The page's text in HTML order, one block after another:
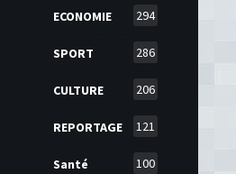
ECONOMIE 294
SPORT 286
CULTURE 206
REPORTAGE 121
Santé 100